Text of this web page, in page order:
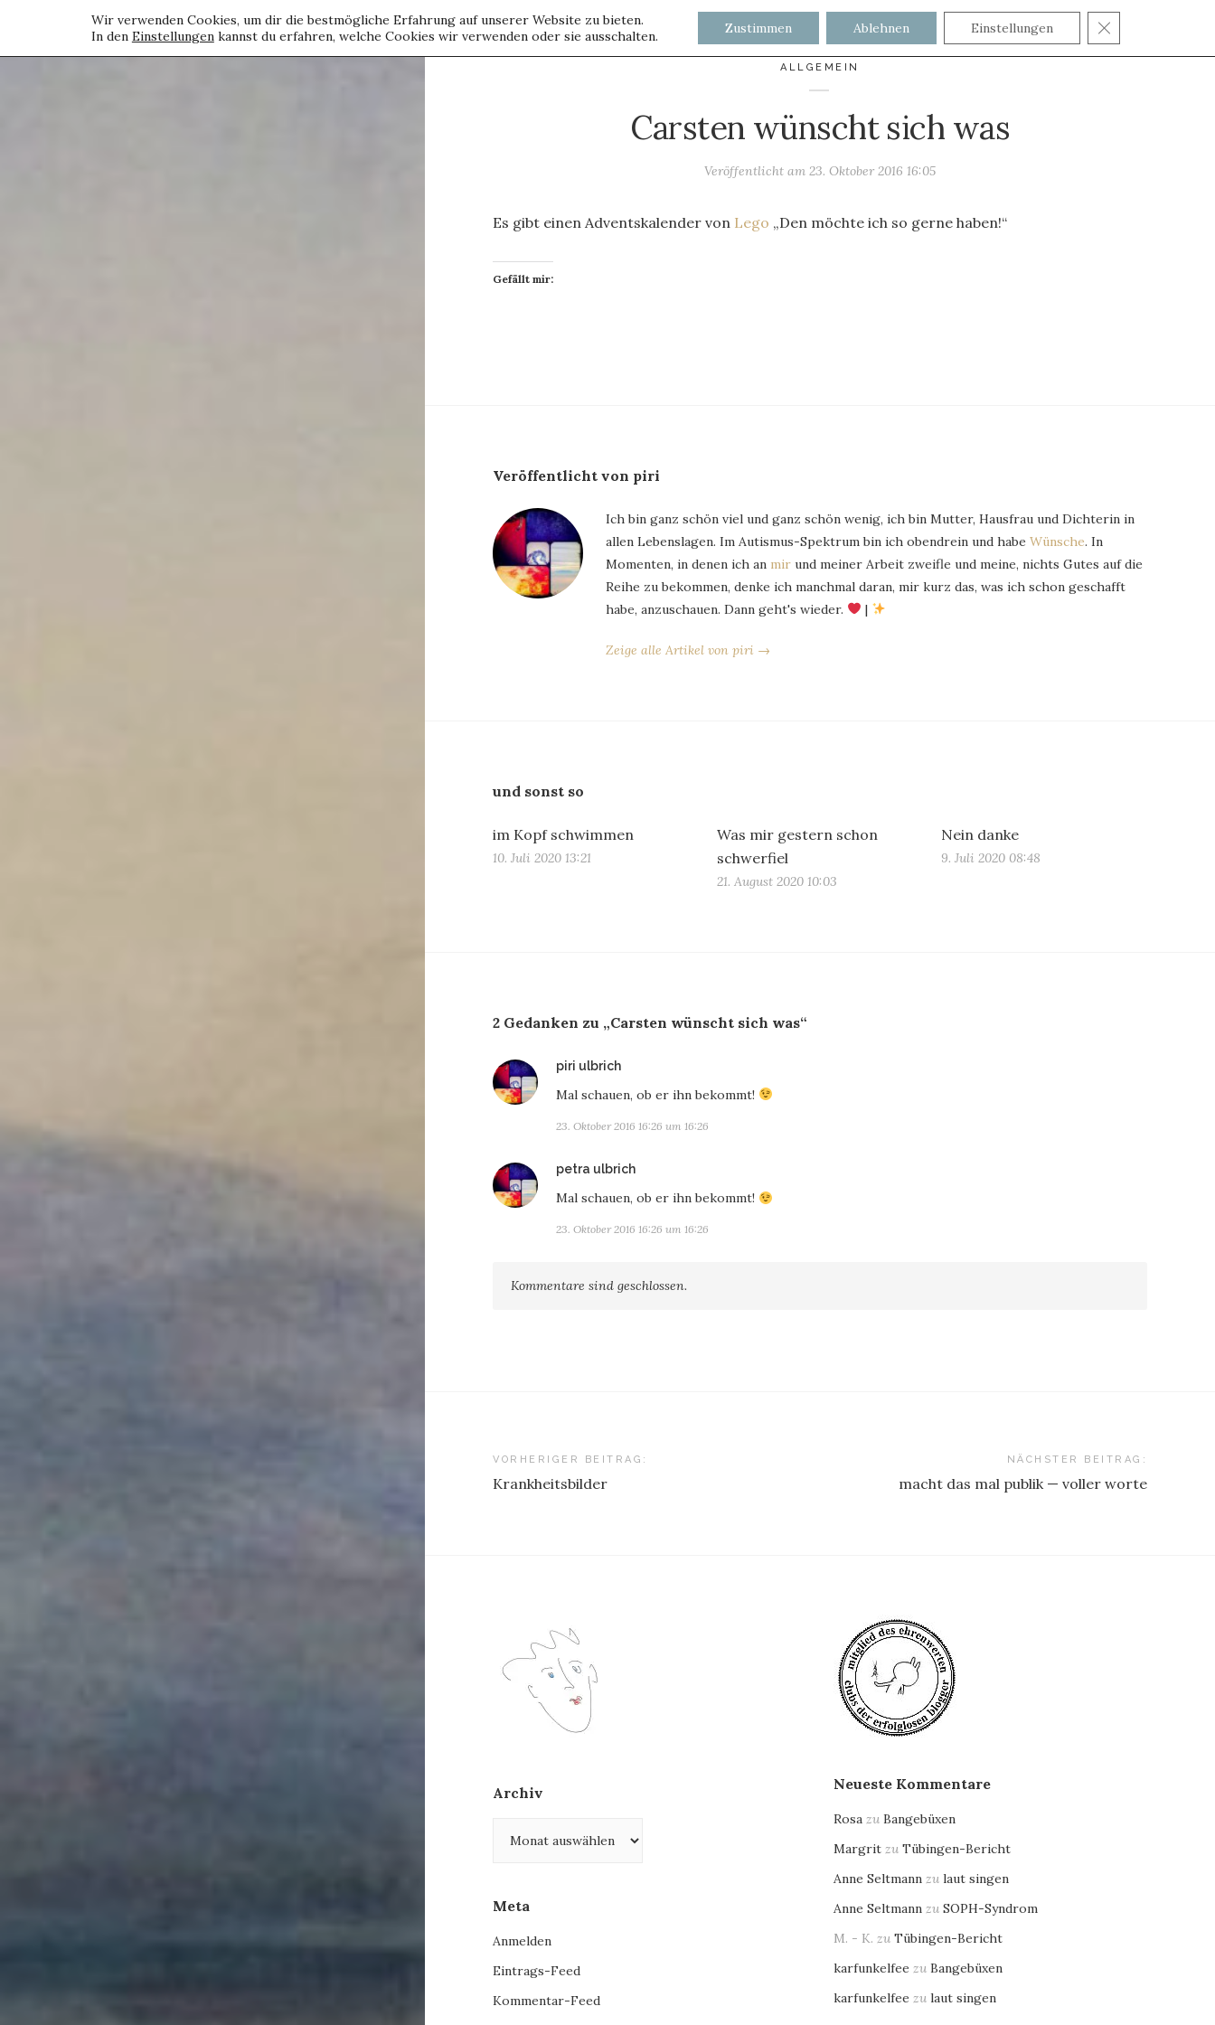
ALLGEMEIN
Carsten wünscht sich was
Veröffentlicht am23. Oktober 2016 16:05
Es gibt einen Adventskalender von Lego „Den möchte ich so gerne haben!“
Gefällt mir:
Veröffentlicht von piri
Ich bin ganz schön viel und ganz schön wenig, ich bin Mutter, Hausfrau und Dichterin in
allen Lebenslagen. Im Autismus-Spektrum bin ich obendrein und habeWünsche. In
Momenten, in denen ich an mir und meiner Arbeit zweifle und meine, nichts Gutes auf die
Reihe zu bekommen, denke ich manchmal daran, mir kurz das, was ich schon geschafft
habe, anzuschauen. Dann geht's wieder.
|
Zeige alle Artikel von piri →
und sonst so
im Kopf schwimmen
10. Juli 2020 13:21
Was mir gestern schon
schwerfiel
21. August 2020 10:03
Nein danke
9. Juli 2020 08:48
2 Gedanken zu „Carsten wünscht sich was“
piri ulbrichsagt:
Mal schauen, ob er ihn bekommt!
23. Oktober 2016 16:26 um 16:26
petra ulbrichsagt:
Mal schauen, ob er ihn bekommt!
23. Oktober 2016 16:26 um 16:26
Kommentare sind geschlossen.
Beitragsnavigation
VORHERIGER BEITRAG:
Krankheitsbilder
NÄCHSTER BEITRAG:
macht das mal publik — voller worte
Archiv
Meta
Anmelden
Eintrags-Feed
Kommentar-Feed
Neueste Kommentare
Rosa zuBangebüxen
Margrit zuTübingen-Bericht
Anne Seltmann zulaut singen
Anne Seltmann zuSOPH-Syndrom
M. - K. zuTübingen-Bericht
karfunkelfee zuBangebüxen
karfunkelfee zulaut singen
Wir verwenden Cookies, um dir die bestmögliche Erfahrung auf unserer Website zu bieten.
In den Einstellungenkannst du erfahren, welche Cookies wir verwenden oder sie ausschalten. Zustimmen Ablehnen Einstellungen GDPR